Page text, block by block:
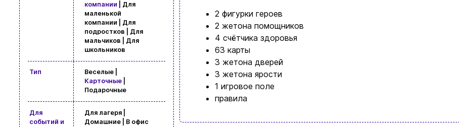
компании | Для
маленькой
компании | Для
подростков | Для
мальчиков | Для
школьников
Тип
Веселые |
Карточные|
Подарочные
Для
событий и
Для лагеря |
Домашние | В офис
2 фигурки героев
2 жетона помощников
4 счётчика здоровья
63 карты
3 жетона дверей
3 жетона ярости
1 игровое поле
правилаВвойти